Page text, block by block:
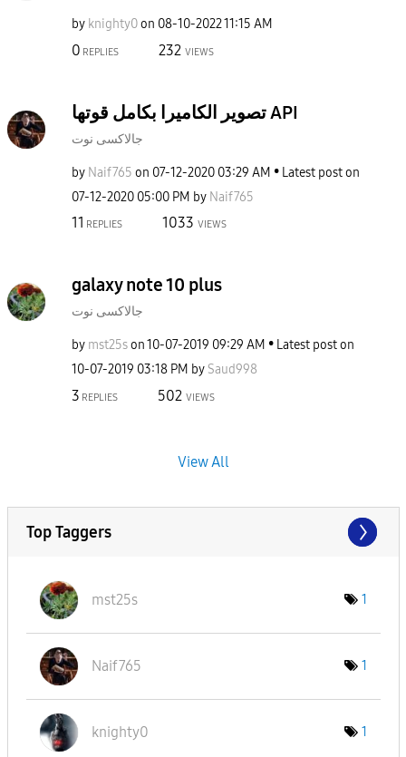
by knighty0on ‎08-10-202211:15 AM
0 REPLIES 232 VIEWS
تصوير الكاميرا بكامل قوتها API
جالاكسى نوت
by Naif765 on ‎07-12-2020 03:29 AM
Latest post on
‎07-12-2020 05:00 PM by Naif765
11 REPLIES 1033 VIEWS
galaxy note 10 plus
جالاكسى نوت
by mst25son‎10-07-2019 09:29 AM
Latest post on
‎10-07-2019 03:18 PM by Saud998
3 REPLIES 502 VIEWS
View All
Top Taggers
mst25s 1
Naif765 1
knighty0 1